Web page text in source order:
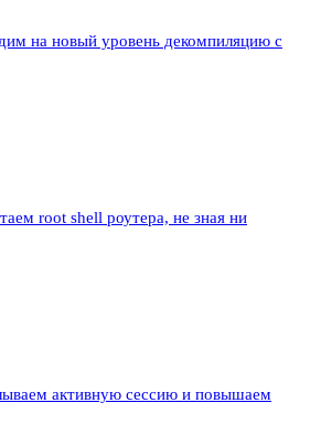
на новый уровень декомпиляцию с
root shell роутера, не зная ни
активную сессию и повышаем